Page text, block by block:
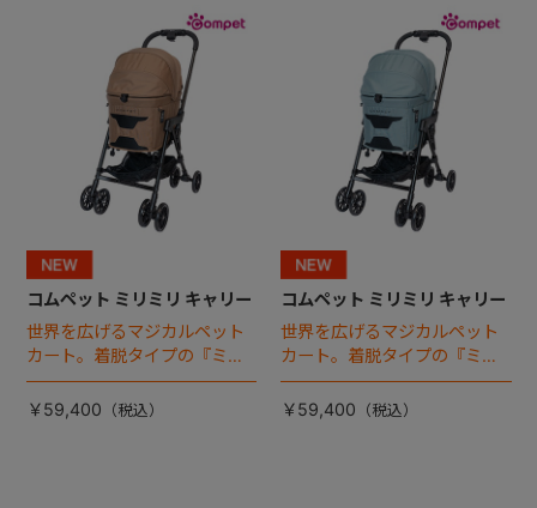
コムペット ミリミリ キャリー
世界を広げるマジカルペット
カート。着脱タイプの『ミリ
ミリ キャリー』 からアースカ
ラーが登場！
￥59,400
コムペット ミリミリ キャリー
世界を広げるマジカルペット
カート。着脱タイプの『ミリ
ミリ キャリー』 からアースカ
ラーが登場！
￥59,400